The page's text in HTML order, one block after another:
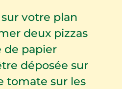
votre plan
deux pizzas
de papier
déposée sur
tomate sur les